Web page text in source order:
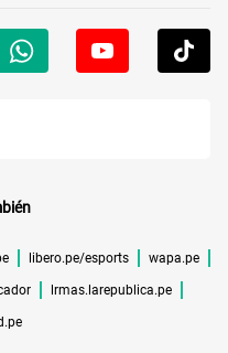
libero.pe/esports wapa.pe
lrmas.larepublica.pe